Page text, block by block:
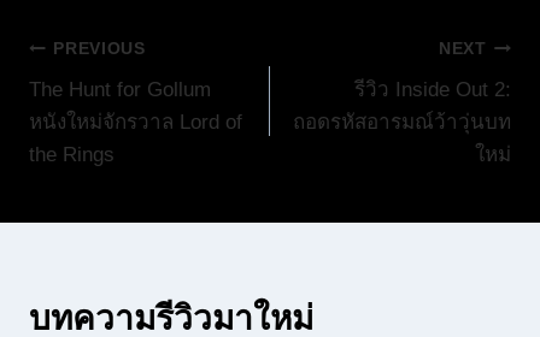
แนะแนว
เรื่อง
PREVIOUS
The Hunt for Gollum
หนังใหม่จักรวาล Lord of
the Rings
NEXT
รีวิว Inside Out 2:
ถอดรหัสอารมณ์ว้าวุ่นบท
ใหม่
บทความรีวิวมาใหม่